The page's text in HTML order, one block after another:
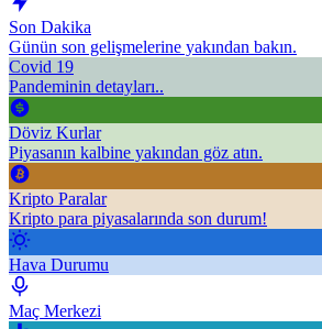
Son Dakika
Günün son gelişmelerine yakından bakın.
Covid 19
Pandeminin detayları..
Döviz Kurlar
Piyasanın kalbine yakından göz atın.
Kripto Paralar
Kripto para piyasalarında son durum!
Hava Durumu
Maç Merkezi